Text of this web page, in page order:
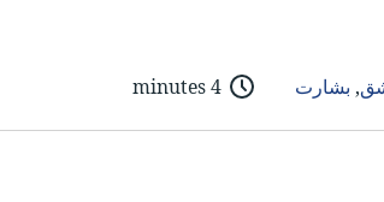
, بشارت 4 minutes